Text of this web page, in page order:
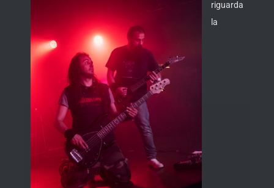
riguarda
la